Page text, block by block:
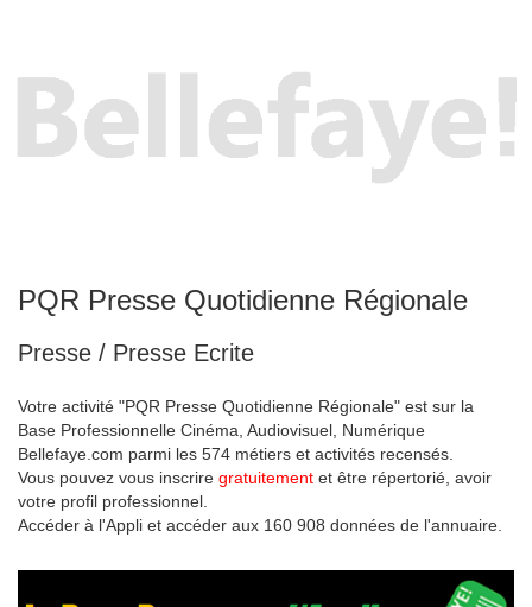
PQR Presse Quotidienne Régionale
Presse / Presse Ecrite
Votre activité "PQR Presse Quotidienne Régionale" est sur la
Base Professionnelle Cinéma, Audiovisuel, Numérique
Bellefaye.com parmi les 574 métiers et activités recensés.
Vous pouvez vous inscrire gratuitement et être répertorié, avoir
votre profil professionnel.
Accéder à l'Appli et accéder aux 160 908 données de l'annuaire.